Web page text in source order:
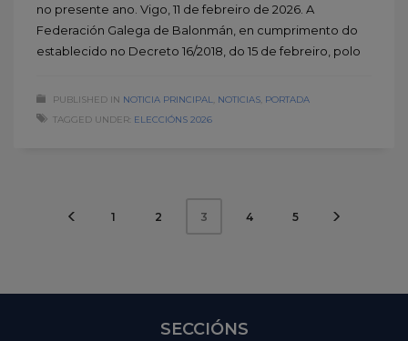
no presente ano. Vigo, 11 de febreiro de 2026. A
Federación Galega de Balonmán, en cumprimento do
establecido no Decreto 16/2018, do 15 de febreiro, polo
PUBLISHED IN NOTICIA PRINCIPAL NOTICIAS PORTADA
TAGGED UNDER: ELECCIÓNS 2026
1 2 3 4 5
SECCIÓNS